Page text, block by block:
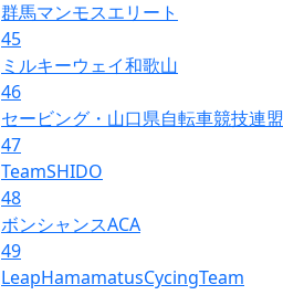
群馬マンモスエリート
45
ミルキーウェイ和歌山
46
セービング・山口県自転車競技連盟
47
TeamSHIDO
48
ボンシャンスACA
49
LeapHamamatusCycingTeam